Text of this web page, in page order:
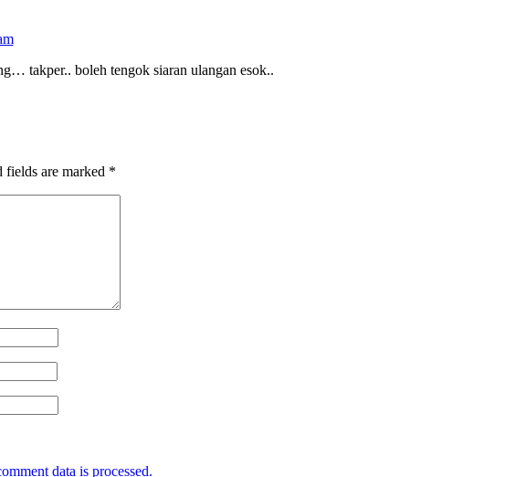
takper.. boleh tengok siaran ulangan esok..
fields are marked *
data is processed.